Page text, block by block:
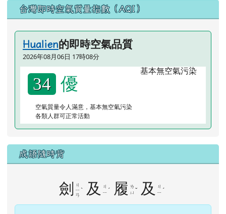
台灣即時空氣質量指數（AQI）
Hualien的即時空氣品質
2026年08月06日 17時08分
34 優
空氣質量令人滿意，基本無空氣污染
各類人群可正常活動
成語隨時背
劍
ㄐ
ㄧ
ㄢ
ˋ 及
ㄐ
ㄧ ˊ 履 ㄌ
ㄩ ˇ 及
ㄐ
ㄧ ˊ